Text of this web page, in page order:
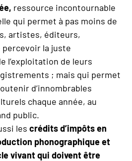
ressource incontournable
qui permet à pas moins de
artistes, éditeurs,
la juste
l’exploitation de leurs
; mais qui permet
d’innombrables
chaque année, au
public.
les crédits d’impôts en
phonographique et
vivant qui doivent être